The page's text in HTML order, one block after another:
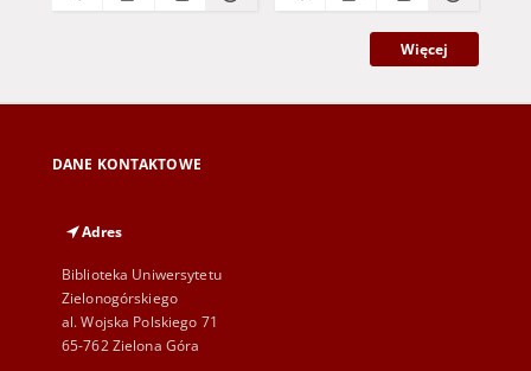
Więcej
DANE KONTAKTOWE
Adres
Biblioteka Uniwersytetu
Zielonogórskiego
al. Wojska Polskiego 71
65-762 Zielona Góra